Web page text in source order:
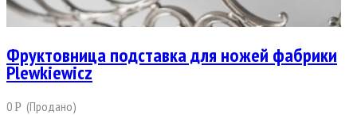
Фруктовница подставка для ножей фабрики
Plewkiewicz
0Р (Продано)